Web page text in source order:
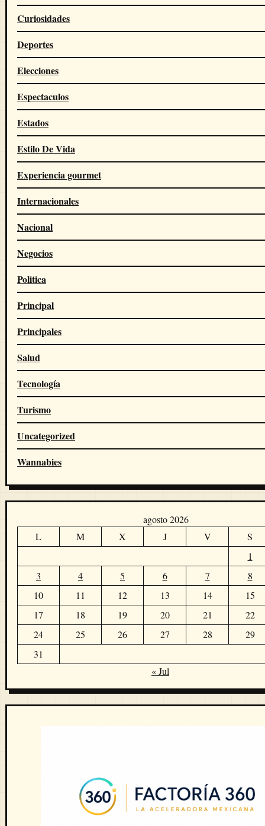
Curiosidades
Deportes
Elecciones
Espectaculos
Estados
Estilo De Vida
Experiencia gourmet
Internacionales
Nacional
Negocios
Politica
Principal
Principales
Salud
Tecnología
Turismo
Uncategorized
Wannabies
agosto 2026
L
M X J V
S
1
3
4 5 6 7
8
10
11 12 13 14
15
17
18 19 20 21
22
24
25 26 27 28
29
31
« Jul